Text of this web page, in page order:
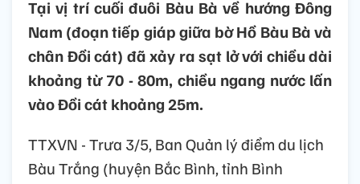
Tại vị trí cuối đuôi Bàu Bà về hướng Đông
Nam (đoạn tiếp giáp giữa bờ Hồ Bàu Bà và
chân Đồi cát) đã xảy ra sạt lở với chiều dài
khoảng từ 70 - 80m, chiều ngang nước lấn
vào Đồi cát khoảng 25m.
TTXVN - Trưa 3/5, Ban Quản lý điểm du lịch
Bàu Trắng (huyện Bắc Bình, tỉnh Bình